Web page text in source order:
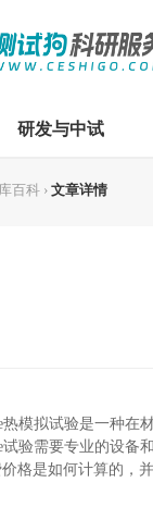
研发与中试
百科 › 文章详情
热模拟试验是一种在
试验需要专业的设备
格是如何计算的，